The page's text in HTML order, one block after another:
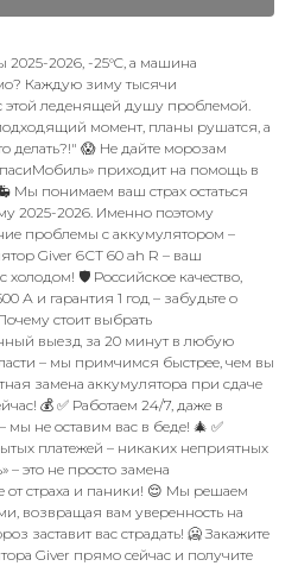
2025-2026, -25°C, а машина
Каждую зиму тысячи
этой леденящей душу проблемой.
момент, планы рушатся, а
делать?!" 😱 Не дайте морозам
приходит на помощь в
Мы понимаем ваш страх остаться
2025-2026. Именно поэтому
проблемы с аккумулятором –
Giver 6СТ 60 ah R – ваш
🛡️ Российское качество,
А и гарантия 1 год – забудьте о
стоит выбрать
выезд за 20 минут в любую
– мы примчимся быстрее, чем вы
замена аккумулятора при сдаче
💰 ✅ Работаем 24/7, даже в
не оставим вас в беде! 🎄 ✅
платежей – никаких неприятных
это не просто замена
от страха и паники! 😌 Мы решаем
возвращая вам уверенность на
заставит вас страдать! 🥶 Закажите
Giver прямо сейчас и получите